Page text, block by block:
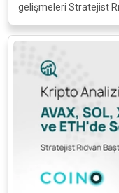
gelişmeleri Stratejist